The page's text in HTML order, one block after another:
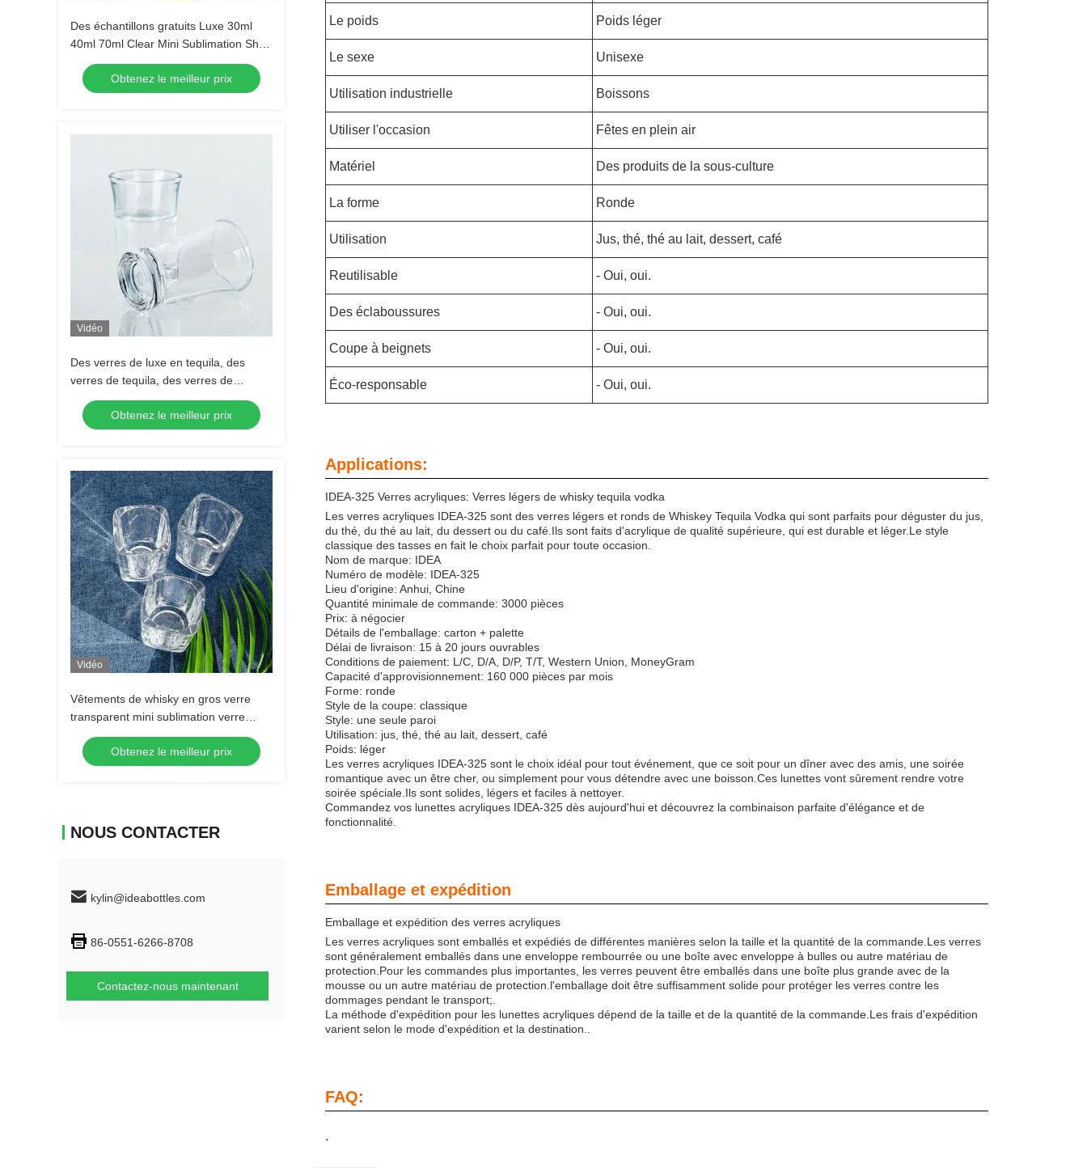
Des échantillons gratuits Luxe 30ml
40ml 70ml Clear Mini Sublimation Shot
Glass Tequila Shot Glasses Espresso
Shot GlassObtenez le meilleur prix
Vidéo
Des verres de luxe en tequila, des
verres de tequila, des verres de
tequila, des verres de tequila, des
verres de tequila.
Obtenez le meilleur prix
Vidéo
Vêtements de whisky en gros verre
transparent mini sublimation verre
tequila verre shot Espresso verre shot
Obtenez le meilleur prix
NOUS CONTACTER
kylin@ideabottles.com
86-0551-6266-8708
Contactez-nous maintenant
Le poids Poids léger
Le sexe Unisexe
Utilisation industrielle Boissons
Utiliser l'occasion Fêtes en plein air
Matériel Des produits de la sous-culture
La forme Ronde
Utilisation Jus, thé, thé au lait, dessert, café
Reutilisable - Oui, oui.
Des éclaboussures - Oui, oui.
Coupe à beignets - Oui, oui.
Éco-responsable - Oui, oui.
Applications:
IDEA-325 Verres acryliques: Verres légers de whisky tequila vodka
Les verres acryliques IDEA-325 sont des verres légers et ronds de Whiskey Tequila Vodka qui sont parfaits pour déguster du jus,
du thé, du thé au lait, du dessert ou du café.Ils sont faits d'acrylique de qualité supérieure, qui est durable et léger.Le style
classique des tasses en fait le choix parfait pour toute occasion.
Nom de marque: IDEA
Numéro de modèle: IDEA-325
Lieu d'origine: Anhui, Chine
Quantité minimale de commande: 3000 pièces
Prix: à négocier
Détails de l'emballage: carton + palette
Délai de livraison: 15 à 20 jours ouvrables
Conditions de paiement: L/C, D/A, D/P, T/T, Western Union, MoneyGram
Capacité d'approvisionnement: 160 000 pièces par mois
Forme: ronde
Style de la coupe: classique
Style: une seule paroi
Utilisation: jus, thé, thé au lait, dessert, café
Poids: léger
Les verres acryliques IDEA-325 sont le choix idéal pour tout événement, que ce soit pour un dîner avec des amis, une soirée
romantique avec un être cher, ou simplement pour vous détendre avec une boisson.Ces lunettes vont sûrement rendre votre
soirée spéciale.Ils sont solides, légers et faciles à nettoyer.
Commandez vos lunettes acryliques IDEA-325 dès aujourd'hui et découvrez la combinaison parfaite d'élégance et de
fonctionnalité.
Emballage et expédition
Emballage et expédition des verres acryliques
Les verres acryliques sont emballés et expédiés de différentes manières selon la taille et la quantité de la commande.Les verres
sont généralement emballés dans une enveloppe rembourrée ou une boîte avec enveloppe à bulles ou autre matériau de
protection.Pour les commandes plus importantes, les verres peuvent être emballés dans une boîte plus grande avec de la
mousse ou un autre matériau de protection.l'emballage doit être suffisamment solide pour protéger les verres contre les
dommages pendant le transport;.
La méthode d'expédition pour les lunettes acryliques dépend de la taille et de la quantité de la commande.Les frais d'expédition
varient selon le mode d'expédition et la destination..
FAQ:
.